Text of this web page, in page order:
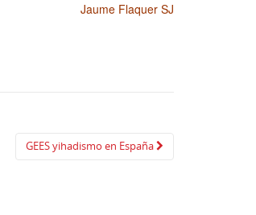
Jaume Flaquer SJ
GEES yihadismo en España